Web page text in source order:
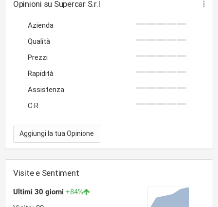
Opinioni su Supercar S.r.l
Azienda
Qualità
Prezzi
Rapidità
Assistenza
C.R.
Aggiungi la tua Opinione
Visite e Sentiment